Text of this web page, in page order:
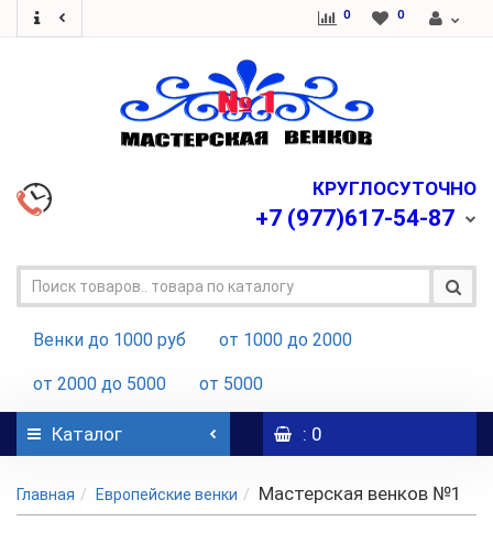
0 0
КРУГЛОСУТОЧНО
+7 (977)617-54-87
Венки до 1000 руб от 1000 до 2000
от 2000 до 5000 от 5000
Каталог : 0
Главная Европейские венки Мастерская венков №1